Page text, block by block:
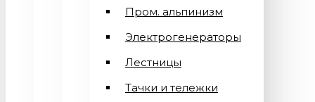
Пром. альпинизм
Электрогенераторы
Лестницы
Тачки и тележки